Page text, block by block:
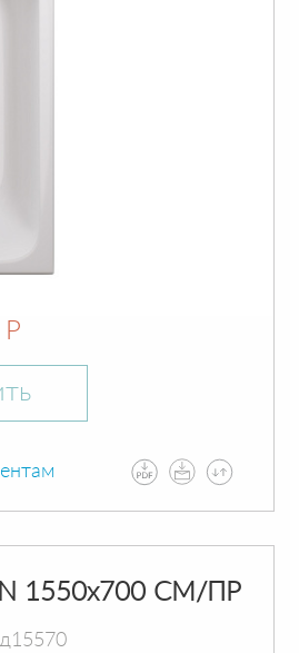
Р
1550х700 СМ/ПР